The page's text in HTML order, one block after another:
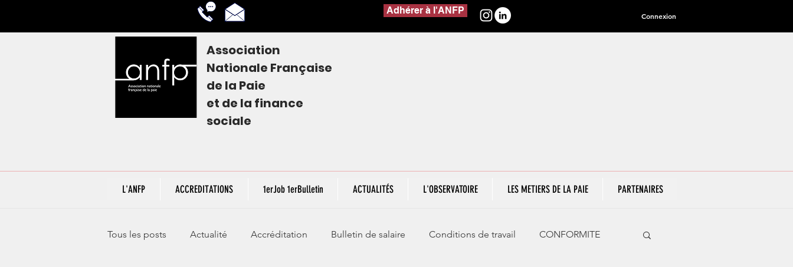
Adhérer à l'ANFP Connexion
Association
Nationale Française
de la Paie
et de la finance
sociale
L'ANFP ACCREDITATIONS 1erJob 1erBulletin ACTUALITÉS L'OBSERVATOIRE LES METIERS DE LA PAIE PARTENAIRES
Tous les posts Actualité Accréditation Bulletin de salaire Conditions de travail CONFORMITE